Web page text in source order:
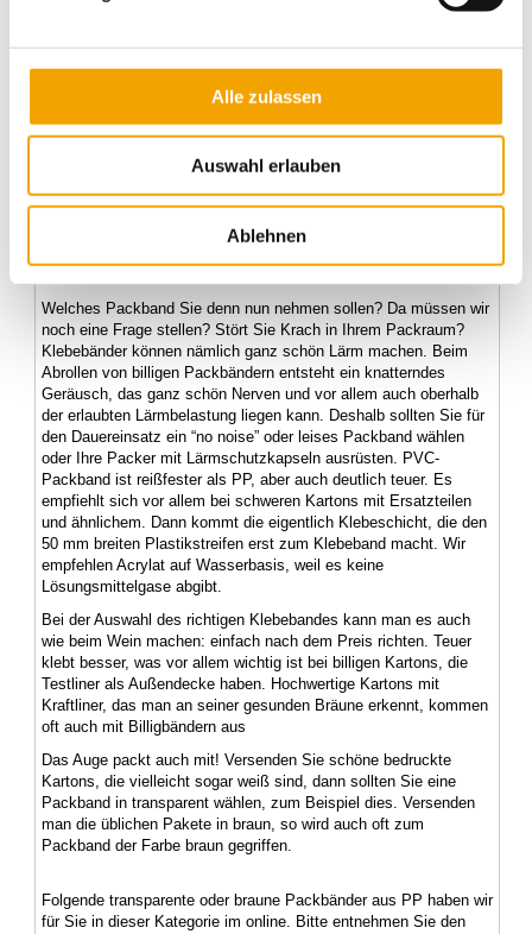
Alle zulassen
Auswahl erlauben
Ablehnen
oder den vielen anderen Herstellern kommt, von denen einige
große in Italien zu Hause sind. Für das Versiegeln von Kartons
PVC (Polyvinylchlorid) und das aus PP (Polypropylen). Dann ist
da noch das Packband aus Papier für Leute, die was gegen
Kunststoffe haben oder sortenreine Entsorgung lieben, und
schließlich das Filamentband, mit dem man Gefahrgutkartons in
Welches Packband Sie denn nun nehmen sollen? Da müssen wir
noch eine Frage stellen? Stört Sie Krach in Ihrem Packraum?
Klebebänder können nämlich ganz schön Lärm machen. Beim
Abrollen von billigen Packbändern entsteht ein knatterndes
Geräusch, das ganz schön Nerven und vor allem auch oberhalb
der erlaubten Lärmbelastung liegen kann. Deshalb sollten Sie für
den Dauereinsatz ein “no noise” oder leises Packband wählen
oder Ihre Packer mit Lärmschutzkapseln ausrüsten. PVC-
Packband ist reißfester als PP, aber auch deutlich teuer. Es
empfiehlt sich vor allem bei schweren Kartons mit Ersatzteilen
und ähnlichem. Dann kommt die eigentlich Klebeschicht, die den
50 mm breiten Plastikstreifen erst zum Klebeband macht. Wir
empfehlen Acrylat auf Wasserbasis, weil es keine
Lösungsmittelgase abgibt.
Bei der Auswahl des richtigen Klebebandes kann man es auch
wie beim Wein machen: einfach nach dem Preis richten. Teuer
klebt besser, was vor allem wichtig ist bei billigen Kartons, die
Testliner als Außendecke haben. Hochwertige Kartons mit
Kraftliner, das man an seiner gesunden Bräune erkennt, kommen
oft auch mit Billigbändern aus
Das Auge packt auch mit! Versenden Sie schöne bedruckte
Kartons, die vielleicht sogar weiß sind, dann sollten Sie eine
Packband in transparent wählen, zum Beispiel dies. Versenden
man die üblichen Pakete in braun, so wird auch oft zum
Packband der Farbe braun gegriffen.
Folgende transparente oder braune Packbänder aus PP haben wir
für Sie in dieser Kategorie im online. Bitte entnehmen Sie den